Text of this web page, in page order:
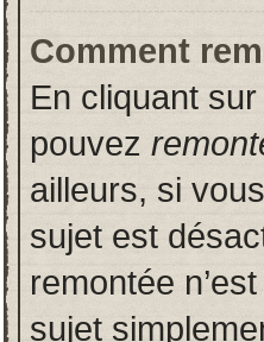
Comment
En cliquant
pouvez
ailleurs, si
sujet est
remontée
sujet